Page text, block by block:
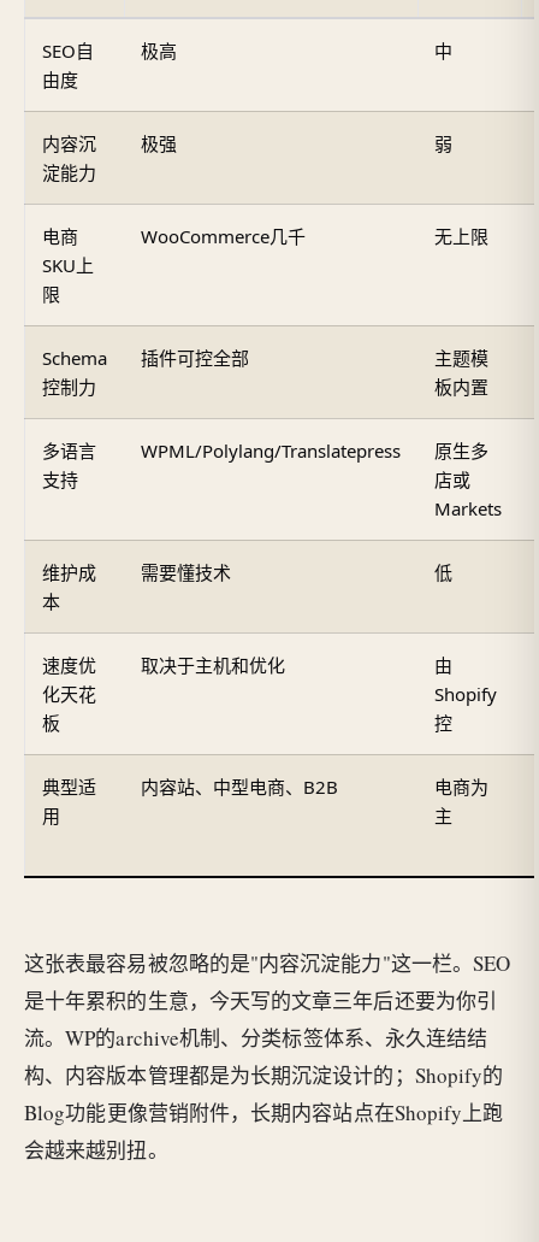
SEO自
由度
极高 中
内容沉
淀能力
极强 弱
电商
SKU上
限
WooCommerce几千 无上限
Schema
控制力
插件可控全部
主题模
板内置
多语言
支持
WPML/Polylang/Translatepress
原生多
店或
Markets
维护成
本
需要懂技术 低
速度优
化天花
板
取决于主机和优化
由
Shopify
控
典型适
用
内容站、中型电商、B2B
电商为
主
这张表最容易被忽略的是"内容沉淀能力"这一栏。SEO
是十年累积的生意，今天写的文章三年后还要为你引
流。WP的archive机制、分类标签体系、永久连结结
构、内容版本管理都是为长期沉淀设计的；Shopify的
Blog功能更像营销附件，长期内容站点在Shopify上跑
会越来越别扭。